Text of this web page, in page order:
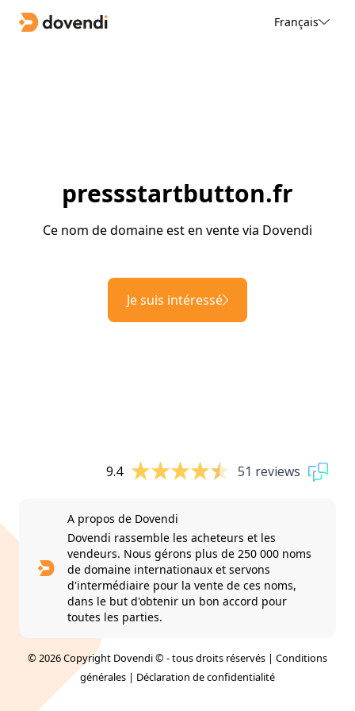
Français
pressstartbutton.fr
Ce nom de domaine est en vente via Dovendi
Je suis intéressé
9.4 51 reviews
A propos de Dovendi
Dovendi rassemble les acheteurs et les
vendeurs. Nous gérons plus de 250 000 noms
de domaine internationaux et servons
d'intermédiaire pour la vente de ces noms,
dans le but d'obtenir un bon accord pour
toutes les parties.
© 2026 Copyright Dovendi © - tous droits réservés | Conditions
générales | Déclaration de confidentialité